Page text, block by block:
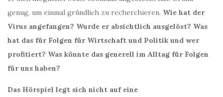
genug, um einmal gründlich zu recherchieren. Wie hat der
Virus angefangen? Wurde er absichtlich ausgelöst? Was
hat das für Folgen für Wirtschaft und Politik und wer
profitiert? Was könnte das generell im Alltag für Folgen
für uns haben?
Das Hörspiel legt sich nicht auf eine